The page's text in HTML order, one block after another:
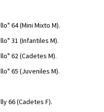
64 (Mini Mixto M).
31 (Infantiles M).
62 (Cadetes M).
65 (Juveniles M).
66 (Cadetes F).